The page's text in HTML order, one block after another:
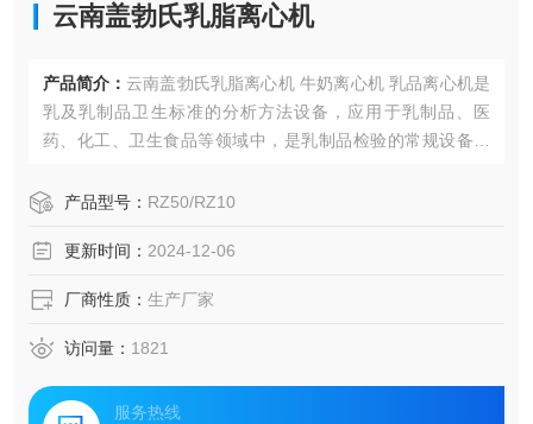
云南盖勃氏乳脂离心机
产品简介： 云南盖勃氏乳脂离心机 牛奶离心机 乳品离心机是
乳及乳制品卫生标准的分析方法设备，应用于乳制品、医
药、化工、卫生食品等领域中，是乳制品检验的常规设备。
产品型号： RZ50/RZ10
更新时间： 2024-12-06
厂商性质： 生产厂家
访问量： 1821
服务热线